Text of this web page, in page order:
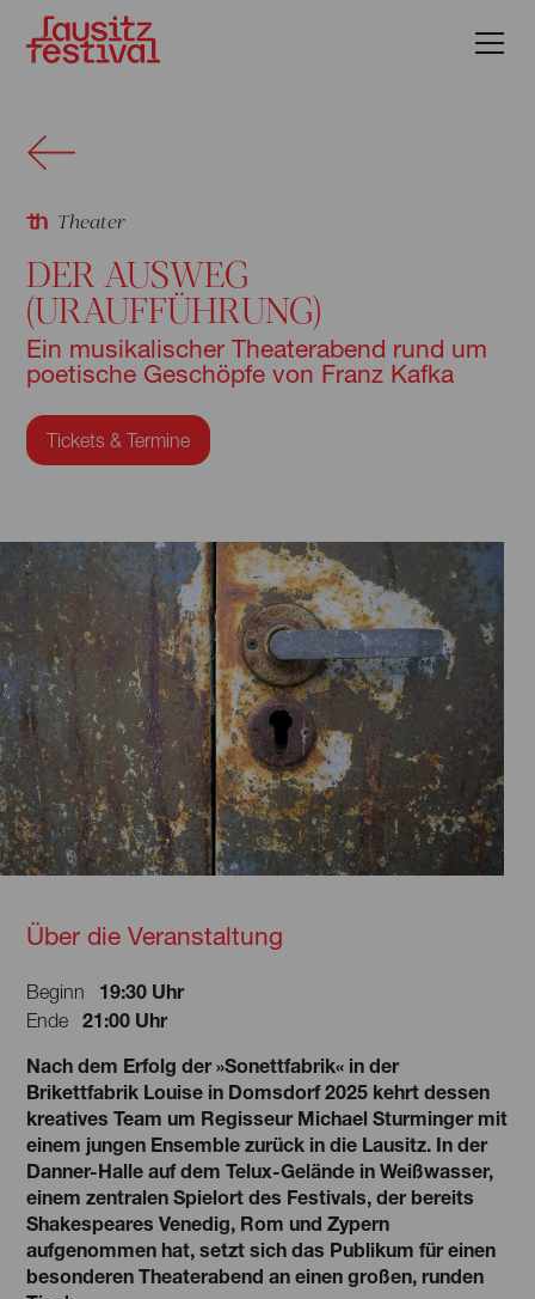
Theater
DER AUSWEG
(URAUFFÜHRUNG)
Ein musikalischer Theaterabend rund um
poetische Geschöpfe von Franz Kafka
Tickets & Termine
Über die Veranstaltung
Beginn 19:30 Uhr
Ende
21:00 Uhr
Nach dem Erfolg der »Sonettfabrik« in der
Brikettfabrik Louise in Domsdorf 2025 kehrt dessen
kreatives Team um Regisseur Michael Sturminger mit
einem jungen Ensemble zurück in die Lausitz. In der
Danner-Halle auf dem Telux-Gelände in Weißwasser,
einem zentralen Spielort des Festivals, der bereits
Shakespeares Venedig, Rom und Zypern
aufgenommen hat, setzt sich das Publikum für einen
besonderen Theaterabend an einen großen, runden